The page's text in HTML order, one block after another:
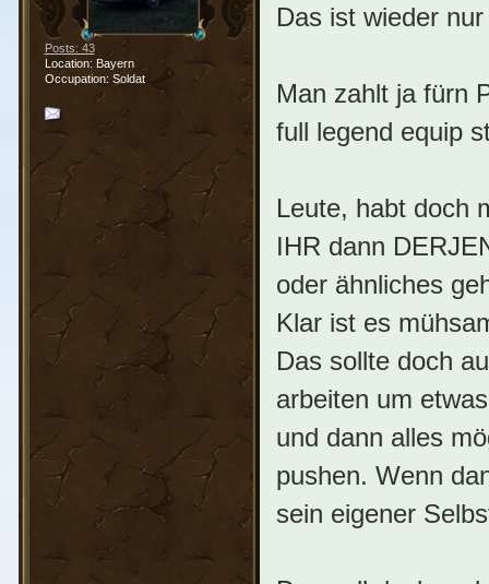
Posts: 43
Location: Bayern
Occupation: Soldat
Das ist wieder
Man zahlt ja fürn
full legend equip
Leute, habt doch
IHR dann
oder ähnliches
Klar ist es
Das sollte doch
arbeiten um
und dann alles
pushen. Wenn
sein eigener